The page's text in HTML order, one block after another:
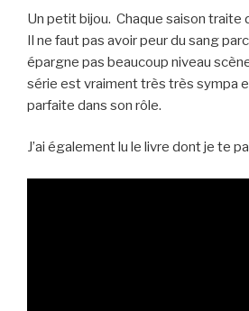
Un petit bijou. Chaque saison traite
Il ne faut pas avoir peur du sang
épargne pas beaucoup niveau
série est vraiment très très sympa
parfaite dans son rôle.
J’ai également lu le livre dont je te